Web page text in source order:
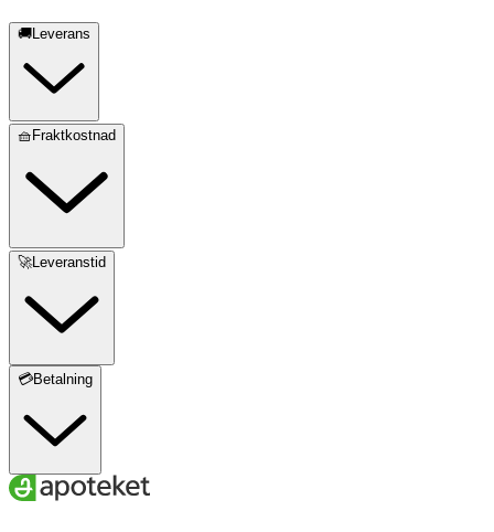
🚚Leverans
🧺Fraktkostnad
🚀Leveranstid
💳Betalning